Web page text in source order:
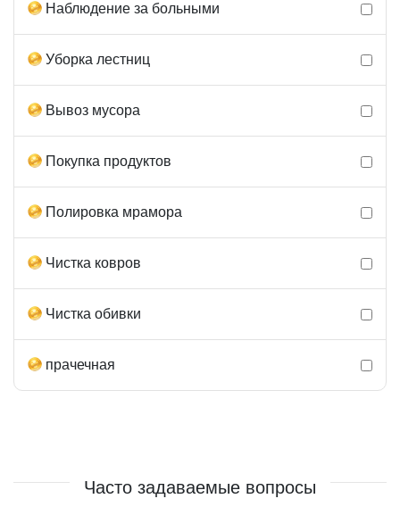
Наблюдение за больными
Уборка лестниц
Вывоз мусора
Покупка продуктов
Полировка мрамора
Чистка ковров
Чистка обивки
прачечная
Часто задаваемые вопросы